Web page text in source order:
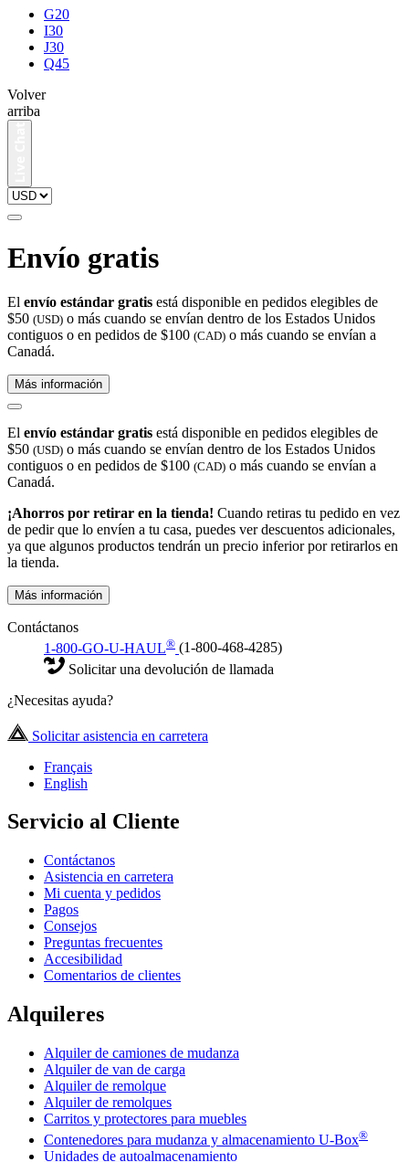
G20
I30
J30
Q45
Volver
arriba
Envío gratis
El envío estándar gratis está disponible en pedidos elegibles de
$50 (USD) o más cuando se envían dentro de los Estados Unidos
contiguos o en pedidos de $100 (CAD) o más cuando se envían a
Canadá.
Más información
El envío estándar gratis está disponible en pedidos elegibles de
$50 (USD) o más cuando se envían dentro de los Estados Unidos
contiguos o en pedidos de $100 (CAD) o más cuando se envían a
Canadá.
¡Ahorros por retirar en la tienda! Cuando retiras tu pedido en vez
de pedir que lo envíen a tu casa, puedes ver descuentos adicionales,
ya que algunos productos tendrán un precio inferior por retirarlos en
la tienda.
Más información
Contáctanos
1-800-GO-U-HAUL® (1-800-468-4285)
Solicitar una devolución de llamada
¿Necesitas ayuda?
Solicitar asistencia en carretera
Français
English
Servicio al Cliente
Contáctanos
Asistencia en carretera
Mi cuenta y pedidos
Pagos
Consejos
Preguntas frecuentes
Accesibilidad
Comentarios de clientes
Alquileres
Alquiler de camiones de mudanza
Alquiler de van de carga
Alquiler de remolque
Alquiler de remolques
Carritos y protectores para muebles
Contenedores para mudanza y almacenamiento U-Box®
Unidades de autoalmacenamiento